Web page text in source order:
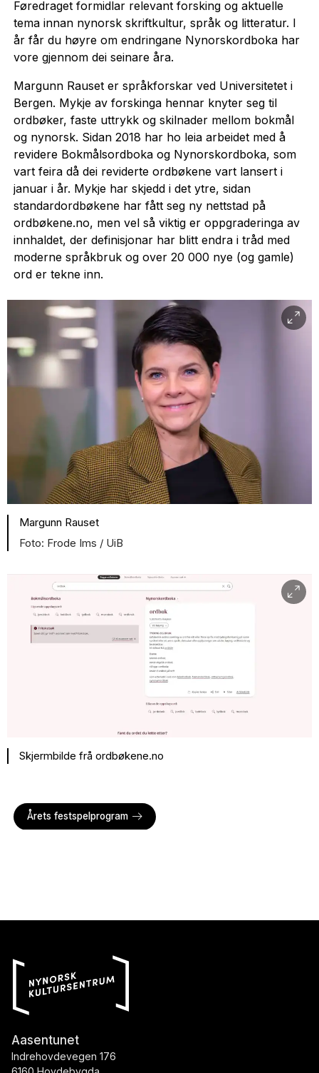
Føredraget formidlar relevant forsking og aktuelle
tema innan nynorsk skriftkultur, språk og litteratur. I
år får du høyre om endringane Nynorskordboka har
vore gjennom dei seinare åra.
Margunn Rauset er språkforskar ved Universitetet i
Bergen. Mykje av forskinga hennar knyter seg til
ordbøker, faste uttrykk og skilnader mellom bokmål
og nynorsk. Sidan 2018 har ho leia arbeidet med å
revidere Bokmålsordboka og Nynorskordboka, som
vart feira då dei reviderte ordbøkene vart lansert i
januar i år. Mykje har skjedd i det ytre, sidan
standardordbøkene har fått seg ny nettstad på
ordbøkene.no, men vel så viktig er oppgraderinga av
innhaldet, der definisjonar har blitt endra i tråd med
moderne språkbruk og over 20 000 nye (og gamle)
ord er tekne inn.
Margunn Rauset
Frode Ims / UiB
Skjermbilde frå ordbøkene.no
Årets festspelprogram
Aasentunet
Indrehovdevegen 176